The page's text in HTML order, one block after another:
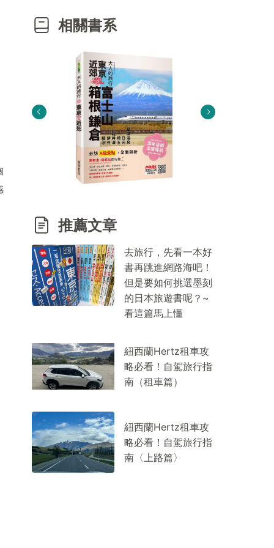
相關書系
推薦文章
去旅行，先看一本好
書再跳進網路海吧！
但是要如何挑選墨刻
的日本旅遊書呢？~
看這篇馬上懂
紐西蘭Hertz租車攻
略必看！自駕旅行指
南（租車篇）
紐西蘭Hertz租車攻
略必看！自駕旅行指
南〈上路篇〉